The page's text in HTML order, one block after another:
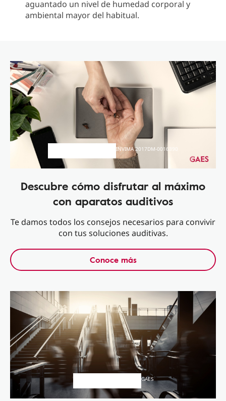
aguantado un nivel de humedad corporal y
ambiental mayor del habitual.
INVIMA 2017DM-0016390
Descubre cómo disfrutar al máximo
con aparatos auditivos
Te damos todos los consejos necesarios para convivir
con tus soluciones auditivas.
Conoce más
GAES